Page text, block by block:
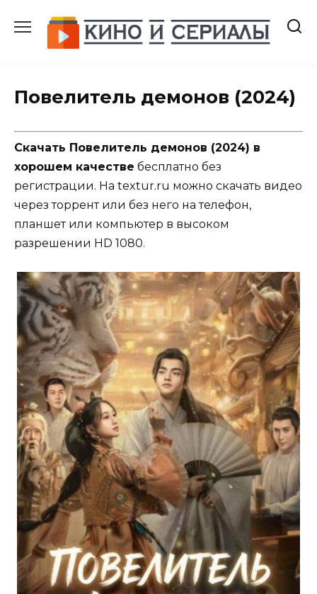
содержанию
Повелитель демонов (2024)
Скачать Повелитель демонов (2024) в
хорошем качестве бесплатно без
регистрации. На textur.ru можно скачать видео
через торрент или без него на телефон,
планшет или компьютер в высоком
разрешении HD 1080.